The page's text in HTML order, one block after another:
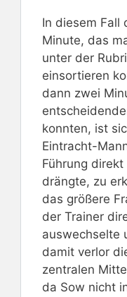
In diesem Fall
Minute, das
unter der
einsortieren
dann zwei
konnten, ist
Eintracht-
Führung
drängte, zu
das größere
der Trainer
auswechselte
damit verlor
zentralen
da Sow nicht